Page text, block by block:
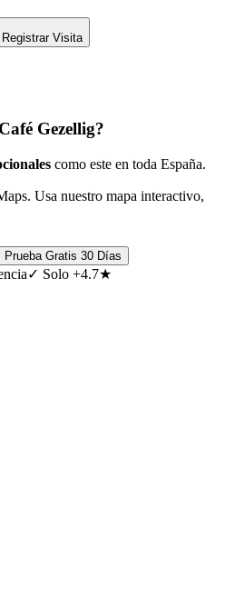
Registrar Visita
Gezellig?
como este en toda España.
Usa nuestro mapa interactivo,
Prueba Gratis 30 Días
✓ Solo +4.7★